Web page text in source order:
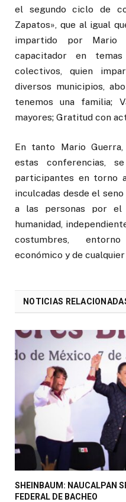
el segundo ciclo de
Zapatos», que al igual
impartido por Mario
capacitador en
colectivos, quien
diversos municipios,
tenemos una familia;
mayores; Gratitud con
En tanto Mario
estas conferencias,
participantes en torno
inculcadas desde el
a las personas por el
humanidad,
costumbres,
económico y de
NOTICIAS
SHEINBAUM: NAUCALPAN
FEDERAL DE BACHEO